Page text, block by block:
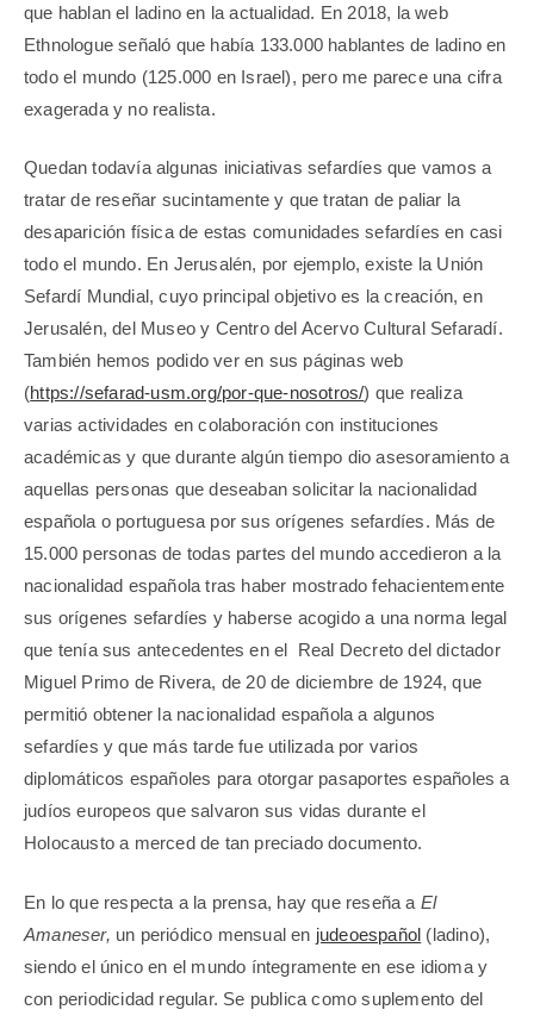
que hablan el ladino en la actualidad. En 2018, la web
Ethnologue señaló que había 133.000 hablantes de ladino en
todo el mundo (125.000 en Israel), pero me parece una cifra
exagerada y no realista.
Quedan todavía algunas iniciativas sefardíes que vamos a
tratar de reseñar sucintamente y que tratan de paliar la
desaparición física de estas comunidades sefardíes en casi
todo el mundo. En Jerusalén, por ejemplo, existe la Unión
Sefardí Mundial, cuyo principal objetivo es la creación, en
Jerusalén, del Museo y Centro del Acervo Cultural Sefaradí.
También hemos podido ver en sus páginas web
(https://sefarad-usm.org/por-que-nosotros/) que realiza
varias actividades en colaboración con instituciones
académicas y que durante algún tiempo dio asesoramiento a
aquellas personas que deseaban solicitar la nacionalidad
española o portuguesa por sus orígenes sefardíes. Más de
15.000 personas de todas partes del mundo accedieron a la
nacionalidad española tras haber mostrado fehacientemente
sus orígenes sefardíes y haberse acogido a una norma legal
que tenía sus antecedentes en el Real Decreto del dictador
Miguel Primo de Rivera, de 20 de diciembre de 1924, que
permitió obtener la nacionalidad española a algunos
sefardíes y que más tarde fue utilizada por varios
diplomáticos españoles para otorgar pasaportes españoles a
judíos europeos que salvaron sus vidas durante el
Holocausto a merced de tan preciado documento.
En lo que respecta a la prensa, hay que reseña a El
Amaneser, un periódico mensual en judeoespañol (ladino),
siendo el único en el mundo íntegramente en ese idioma y
con periodicidad regular. Se publica como suplemento del